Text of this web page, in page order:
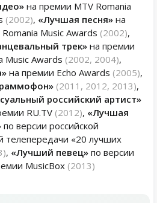
на премии MTV Romania
(2002), «Лучшая песня» на
Music Awards (2002),
трек» на премии
Music Awards (2002, 2004),
на премии Echo Awards (2005),
(2011, 2012, 2013),
российский артист»
RU.TV (2012), «Лучшая
по версии российской
телепередачи «20 лучших
, «Лучший певец» по версии
MusicBox (2013)